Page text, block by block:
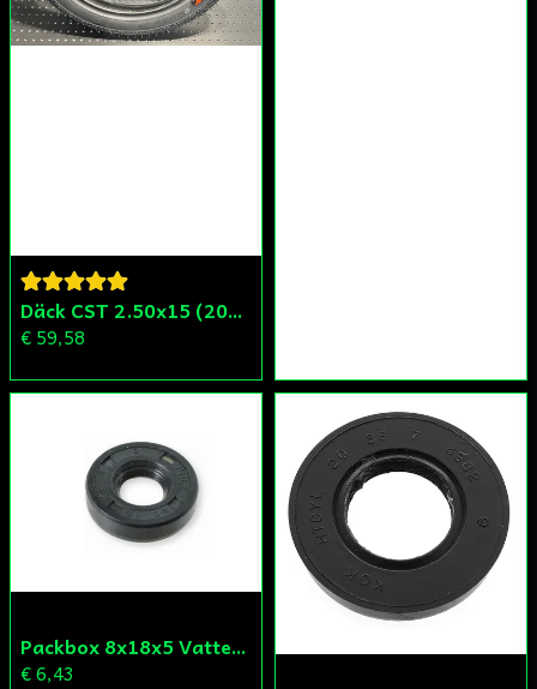
Däck CST 2.50x15 (20x250) Compact/Scoper/Mamba/Flakmoped
€ 59,58
Packbox 8x18x5 Vattenpump Aprilia/Derbi/Gilera (original)
€ 6,43